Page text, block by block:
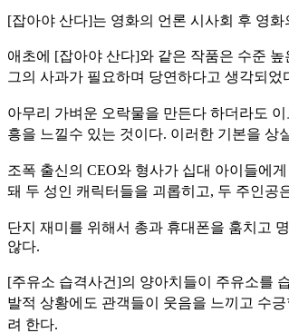
[잡아야 산다]는 영화의 언론 시사회 후 영
애초에 [잡아야 산다]와 같은 작품은 수준
그의 사과가 필요하며 당연하다고 생각되었
아무리 가벼운 오락물을 만든다 하더라도
흥을 느낄수 있는 것이다. 이러한 기본을 상
조폭 출신의 CEO와 형사가 십대 아이들에
돼 두 성인 캐릭터들을 괴롭히고, 두 주인공
단지 재미를 위해서 총과 휴대폰을 훔치고
않다.
[주유소 습격사건]의 양아치들이 주유소를
발적 상황에도 관객들이 웃음을 느끼고 수
려 한다.